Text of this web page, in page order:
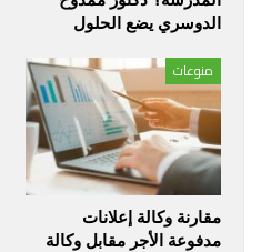
الدوسري يضع الحلول
منوعات
مقارنة وكالة إعلانات
مدفوعة الأجر مقابل وكالة